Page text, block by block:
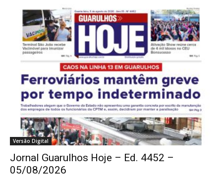
Versão Digital
Jornal Guarulhos Hoje – Ed. 4452 –
05/08/2026